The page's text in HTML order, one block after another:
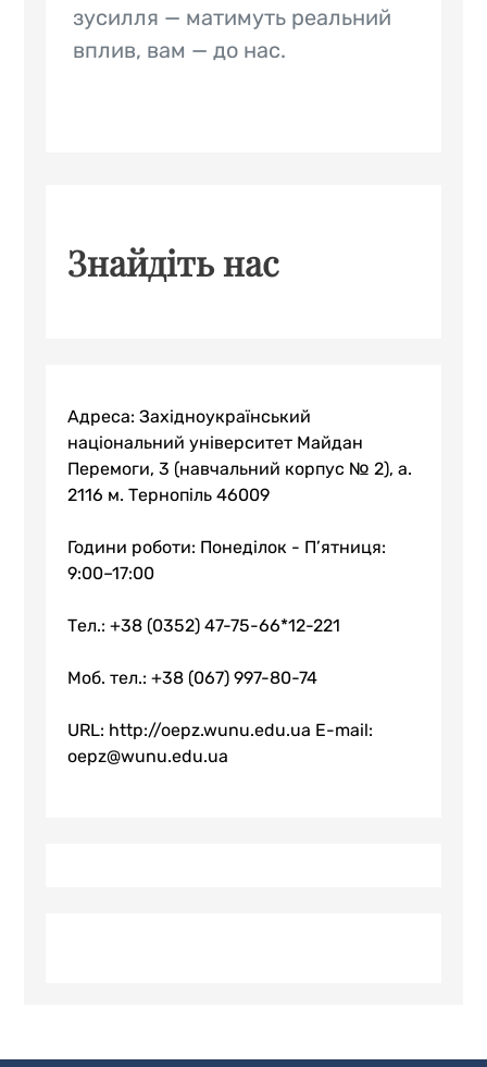
зусилля — матимуть реальний
вплив, вам — до нас.
Знайдіть нас
Адреса: Західноукраїнський
національний університет Майдан
Перемоги, 3 (навчальний корпус № 2), а.
2116 м. Тернопіль 46009
Години роботи: Понеділок - П’ятниця:
9:00–17:00
Тел.: +38 (0352) 47-75-66*12-221
Моб. тел.: +38 (067) 997-80-74
URL: http://oepz.wunu.edu.ua E-mail:
oepz@wunu.edu.ua